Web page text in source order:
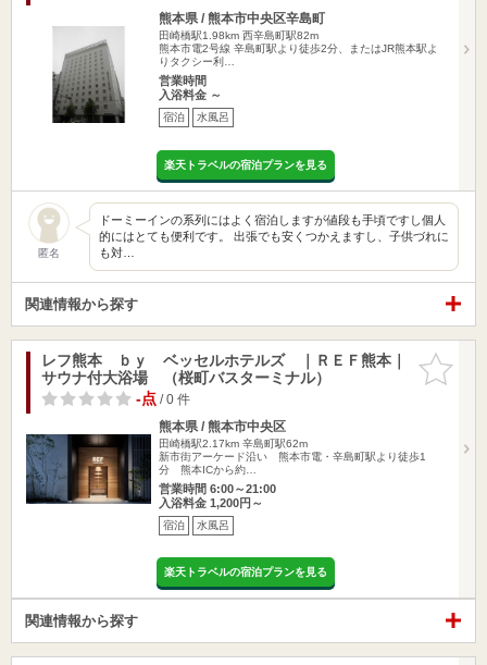
熊本県 / 熊本市中央区辛島町
田崎橋駅1.98km 西辛島町駅82m
熊本市電2号線 辛島町駅より徒歩2分、またはJR熊本駅よ
りタクシー利…
営業時間
入浴料金 ～
宿泊 水風呂
楽天トラベルの宿泊プランを見る
匿名
ドーミーインの系列にはよく宿泊しますが値段も手頃ですし個人
的にはとても便利です。 出張でも安くつかえますし、子供づれに
も対…
関連情報から探す
お気に入
りに追加
レフ熊本 ｂｙ ベッセルホテルズ ｜ＲＥＦ熊本｜
サウナ付大浴場 （桜町バスターミナル）
-点/ 0 件
熊本県 / 熊本市中央区
田崎橋駅2.17km 辛島町駅62m
新市街アーケード沿い 熊本市電・辛島町駅より徒歩1
分 熊本ICから約…
営業時間 6:00～21:00
入浴料金 1,200円～
宿泊 水風呂
楽天トラベルの宿泊プランを見る
関連情報から探す